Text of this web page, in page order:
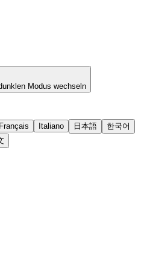
Modus wechseln
Français Italiano 日本語
한국어